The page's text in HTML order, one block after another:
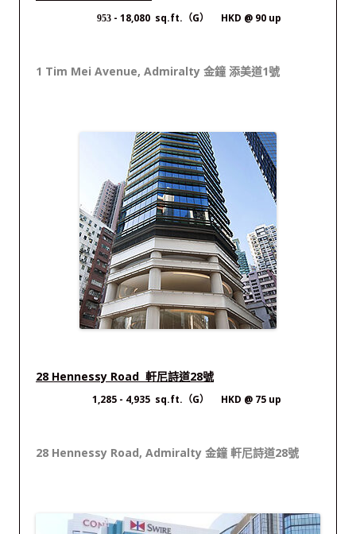
953 - 18,080 sq.ft.（G） HKD @ 90 up
1 Tim Mei Avenue, Admiralty 金鐘 添美道1號
28 Hennessy Road 軒尼詩道28號
1,285 - 4,935 sq.ft.（G） HKD @ 75 up
28 Hennessy Road, Admiralty 金鐘 軒尼詩道28號